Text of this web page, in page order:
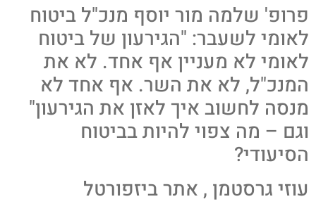
פרופ' שלמה מור יוסף מנכ"ל ביטוח
לאומי לשעבר: "הגירעון של ביטוח
לאומי לא מעניין אף אחד. לא את
המנכ"ל, לא את השר. אף אחד לא
מנסה לחשוב איך לאזן את הגירעון"
וגם – מה צפוי להיות בביטוח
הסיעודי?
עוזי גרסטמן , אתר ביזפורטל